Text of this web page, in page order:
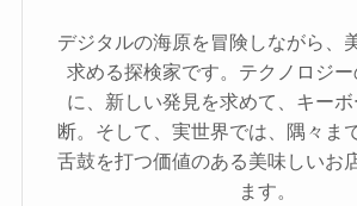
デジタルの海原を冒険しながら、
求める探検家です。テクノロジ
に、新しい発見を求めて、キー
断。そして、実世界では、隅々ま
舌鼓を打つ価値のある美味しいお
ます。